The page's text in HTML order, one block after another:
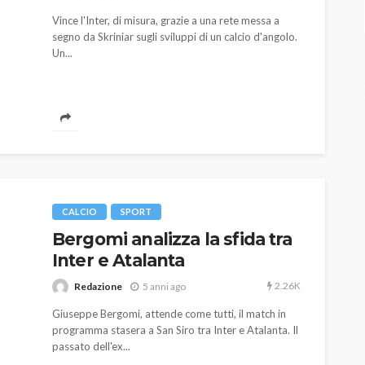
Vince l'Inter, di misura, grazie a una rete messa a
segno da Skriniar sugli sviluppi di un calcio d'angolo.
Un...
CALCIO SPORT
Bergomi analizza la sfida tra
Inter e Atalanta
Redazione 5 anni ago 2.26K
Giuseppe Bergomi, attende come tutti, il match in
programma stasera a San Siro tra Inter e Atalanta. Il
passato dell'ex...